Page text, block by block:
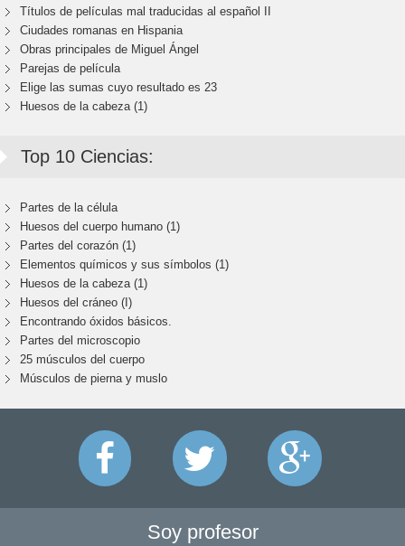
Títulos de películas mal traducidas al español II
Ciudades romanas en Hispania
Obras principales de Miguel Ángel
Parejas de película
Elige las sumas cuyo resultado es 23
Huesos de la cabeza (1)
Top 10 Ciencias:
Partes de la célula
Huesos del cuerpo humano (1)
Partes del corazón (1)
Elementos químicos y sus símbolos (1)
Huesos de la cabeza (1)
Huesos del cráneo (I)
Encontrando óxidos básicos.
Partes del microscopio
25 músculos del cuerpo
Músculos de pierna y muslo
Soy profesor